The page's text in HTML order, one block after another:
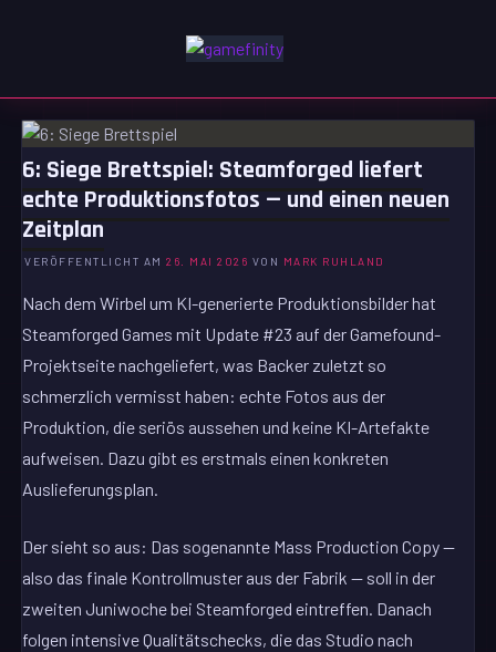
6: Siege Brettspiel: Steamforged liefert
echte Produktionsfotos — und einen neuen
Zeitplan
VERÖFFENTLICHT AM26. MAI 2026 VON MARK RUHLAND
Nach dem Wirbel um KI-generierte Produktionsbilder hat
Steamforged Games mit Update #23 auf der Gamefound-
Projektseite nachgeliefert, was Backer zuletzt so
schmerzlich vermisst haben: echte Fotos aus der
Produktion, die seriös aussehen und keine KI-Artefakte
aufweisen. Dazu gibt es erstmals einen konkreten
Auslieferungsplan.
Der sieht so aus: Das sogenannte Mass Production Copy —
also das finale Kontrollmuster aus der Fabrik — soll in der
zweiten Juniwoche bei Steamforged eintreffen. Danach
folgen intensive Qualitätschecks, die das Studio nach